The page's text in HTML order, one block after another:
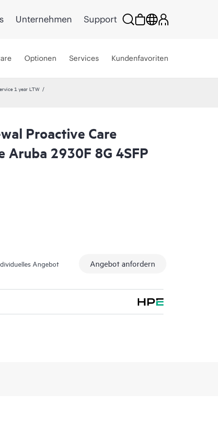
Unternehmen Support
Optionen Services Kundenfavoriten
1 year LTW
Proactive Care
Aruba 2930F 8G 4SFP
Angebot Angebot anfordern